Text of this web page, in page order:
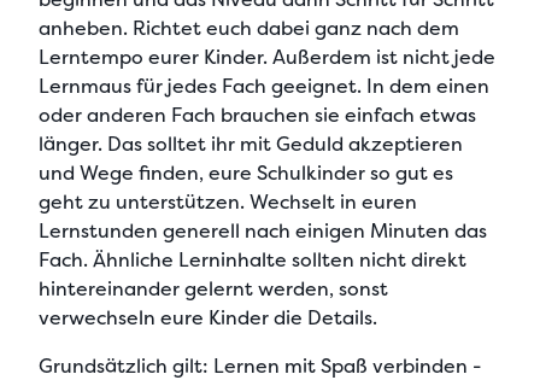
anheben. Richtet euch dabei ganz nach dem
Lerntempo eurer Kinder. Außerdem ist nicht jede
Lernmaus für jedes Fach geeignet. In dem einen
oder anderen Fach brauchen sie einfach etwas
länger. Das solltet ihr mit Geduld akzeptieren
und Wege finden, eure Schulkinder so gut es
geht zu unterstützen. Wechselt in euren
Lernstunden generell nach einigen Minuten das
Fach. Ähnliche Lerninhalte sollten nicht direkt
hintereinander gelernt werden, sonst
verwechseln eure Kinder die Details.
Grundsätzlich gilt: Lernen mit Spaß verbinden -